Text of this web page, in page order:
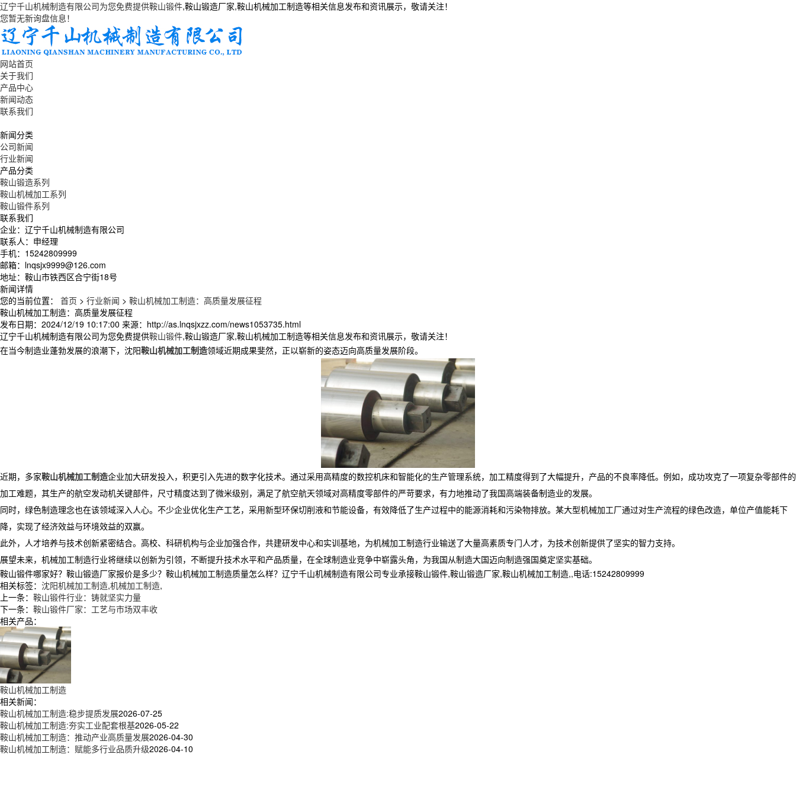
辽宁千山机械制造有限公司为您免费提供鞍山锻件,鞍山锻造厂家,鞍山机械加工制造等相关信息发布和资讯展示，敬请关注！
您暂无新询盘信息！
网站首页
关于我们
产品中心
新闻动态
联系我们
新闻分类
公司新闻
行业新闻
产品分类
鞍山锻造系列
鞍山机械加工系列
鞍山锻件系列
联系我们
企业：辽宁千山机械制造有限公司
联系人：申经理
手机：15242809999
邮箱：lnqsjx9999@126.com
地址：鞍山市铁西区合宁街18号
新闻详情
您的当前位置： 首页 > 行业新闻 > 鞍山机械加工制造：高质量发展征程
鞍山机械加工制造：高质量发展征程
发布日期： 2024/12/19 10:17:00 来源： http://as.lnqsjxzz.com/news1053735.html
辽宁千山机械制造有限公司为您免费提供鞍山锻件,鞍山锻造厂家,鞍山机械加工制造等相关信息发布和资讯展示，敬请关注！
在当今制造业蓬勃发展的浪潮下，沈阳鞍山机械加工制造领域近期成果斐然，正以崭新的姿态迈向高质量发展阶段。
近期，多家鞍山机械加工制造企业加大研发投入，积更引入先进的数字化技术。通过采用高精度的数控机床和智能化的生产管理系统，加工精度得到了大幅提升，产品的不良率降低。例如，成功攻克了一项复杂零部件的
加工难题，其生产的航空发动机关键部件，尺寸精度达到了微米级别，满足了航空航天领域对高精度零部件的严苛要求，有力地推动了我国高端装备制造业的发展。
同时，绿色制造理念也在该领域深入人心。不少企业优化生产工艺，采用新型环保切削液和节能设备，有效降低了生产过程中的能源消耗和污染物排放。某大型机械加工厂通过对生产流程的绿色改造，单位产值能耗下
降，实现了经济效益与环境效益的双赢。
此外，人才培养与技术创新紧密结合。高校、科研机构与企业加强合作，共建研发中心和实训基地，为机械加工制造行业输送了大量高素质专门人才，为技术创新提供了坚实的智力支持。
展望未来，机械加工制造行业将继续以创新为引领，不断提升技术水平和产品质量，在全球制造业竞争中崭露头角，为我国从制造大国迈向制造强国奠定坚实基础。
鞍山锻件哪家好？鞍山锻造厂家报价是多少？鞍山机械加工制造质量怎么样？辽宁千山机械制造有限公司专业承接鞍山锻件,鞍山锻造厂家,鞍山机械加工制造,,电话:15242809999
相关标签： 沈阳机械加工制造,机械加工制造,
上一条： 鞍山锻件行业：铸就坚实力量
下一条： 鞍山锻件厂家：工艺与市场双丰收
相关产品：
鞍山机械加工制造
相关新闻：
鞍山机械加工制造:稳步提质发展2026-07-25
鞍山机械加工制造:夯实工业配套根基2026-05-22
鞍山机械加工制造：推动产业高质量发展2026-04-30
鞍山机械加工制造：赋能多行业品质升级2026-04-10